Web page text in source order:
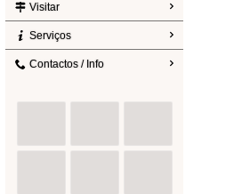
Visitar
Serviços
Contactos / Info